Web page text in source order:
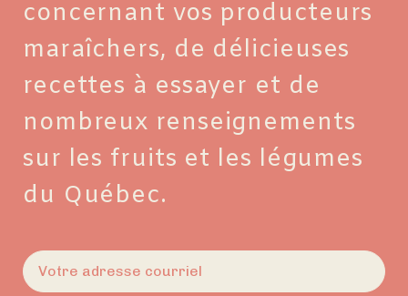
concernant vos producteurs
maraîchers, de délicieuses
recettes à essayer et de
nombreux renseignements
sur les fruits et les légumes
du Québec.
E-
mail(Nécessaire)